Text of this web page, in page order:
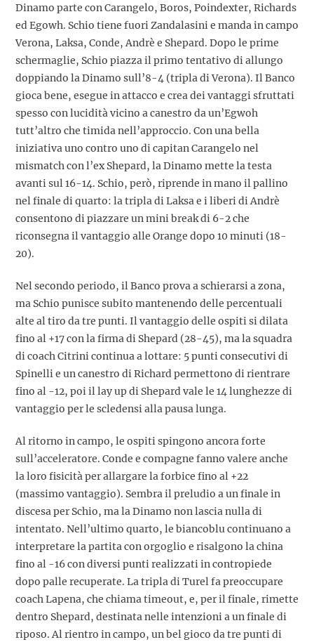
Dinamo parte con Carangelo, Boros, Poindexter, Richards
ed Egowh. Schio tiene fuori Zandalasini e manda in campo
Verona, Laksa, Conde, Andrè e Shepard. Dopo le prime
schermaglie, Schio piazza il primo tentativo di allungo
doppiando la Dinamo sull’8-4 (tripla di Verona). Il Banco
gioca bene, esegue in attacco e crea dei vantaggi sfruttati
spesso con lucidità vicino a canestro da un’Egwoh
tutt’altro che timida nell’approccio. Con una bella
iniziativa uno contro uno di capitan Carangelo nel
mismatch con l’ex Shepard, la Dinamo mette la testa
avanti sul 16-14. Schio, però, riprende in mano il pallino
nel finale di quarto: la tripla di Laksa e i liberi di Andrè
consentono di piazzare un mini break di 6-2 che
riconsegna il vantaggio alle Orange dopo 10 minuti (18-
20).
Nel secondo periodo, il Banco prova a schierarsi a zona,
ma Schio punisce subito mantenendo delle percentuali
alte al tiro da tre punti. Il vantaggio delle ospiti si dilata
fino al +17 con la firma di Shepard (28-45), ma la squadra
di coach Citrini continua a lottare: 5 punti consecutivi di
Spinelli e un canestro di Richard permettono di rientrare
fino al -12, poi il lay up di Shepard vale le 14 lunghezze di
vantaggio per le scledensi alla pausa lunga.
Al ritorno in campo, le ospiti spingono ancora forte
sull’acceleratore. Conde e compagne fanno valere anche
la loro fisicità per allargare la forbice fino al +22
(massimo vantaggio). Sembra il preludio a un finale in
discesa per Schio, ma la Dinamo non lascia nulla di
intentato. Nell’ultimo quarto, le biancoblu continuano a
interpretare la partita con orgoglio e risalgono la china
fino al -16 con diversi punti realizzati in contropiede
dopo palle recuperate. La tripla di Turel fa preoccupare
coach Lapena, che chiama timeout, e, per il finale, rimette
dentro Shepard, destinata nelle intenzioni a un finale di
riposo. Al rientro in campo, un bel gioco da tre punti di